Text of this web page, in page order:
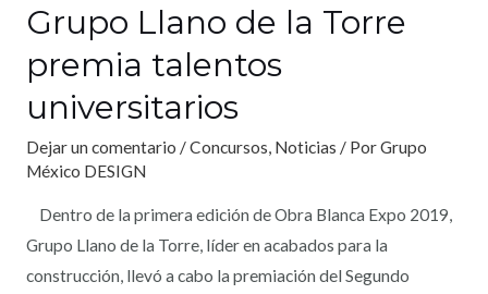
Grupo Llano de la Torre
premia talentos
universitarios
Dejar un comentario /Concursos, Noticias / PorGrupo
México DESIGN
Dentro de la primera edición de Obra Blanca Expo 2019,
Grupo Llano de la Torre, líder en acabados para la
construcción, llevó a cabo la premiación del Segundo